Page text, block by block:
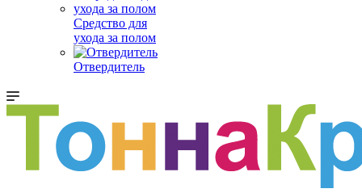
Средство для
ухода за полом
Отвердитель